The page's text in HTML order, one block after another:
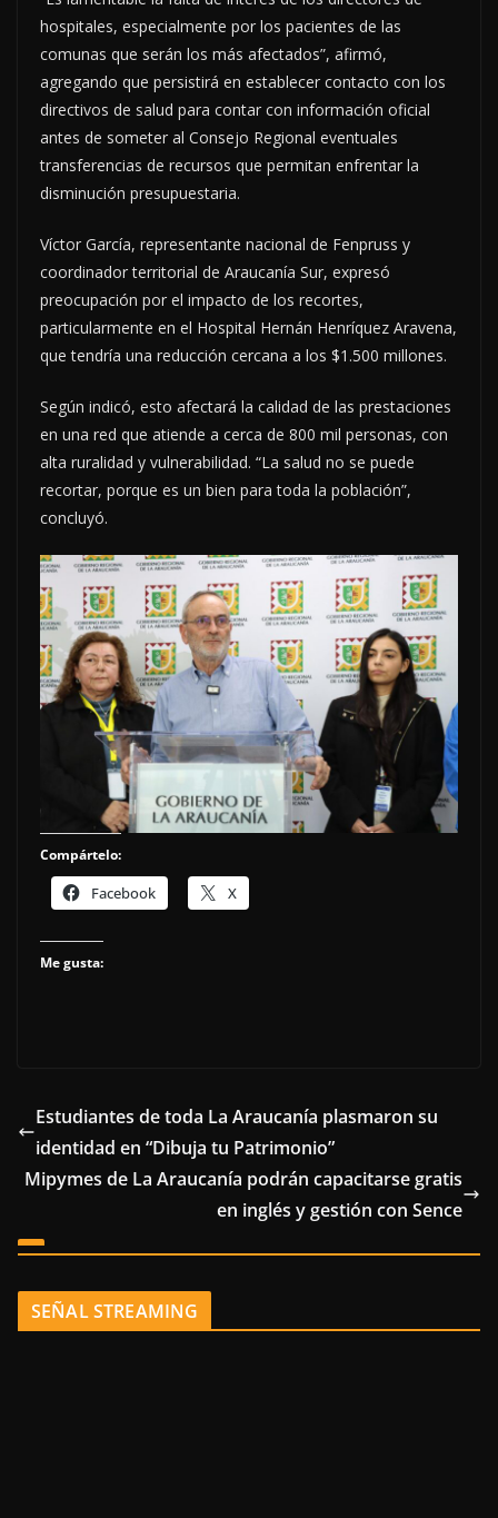
hospitales, especialmente por los pacientes de las
comunas que serán los más afectados”, afirmó,
agregando que persistirá en establecer contacto con los
directivos de salud para contar con información oficial
antes de someter al Consejo Regional eventuales
transferencias de recursos que permitan enfrentar la
disminución presupuestaria.
Víctor García, representante nacional de Fenpruss y
coordinador territorial de Araucanía Sur, expresó
preocupación por el impacto de los recortes,
particularmente en el Hospital Hernán Henríquez Aravena,
que tendría una reducción cercana a los $1.500 millones.
Según indicó, esto afectará la calidad de las prestaciones
en una red que atiende a cerca de 800 mil personas, con
alta ruralidad y vulnerabilidad. “La salud no se puede
recortar, porque es un bien para toda la población”,
concluyó.
Compártelo:
Facebook X
Me gusta:
Estudiantes de toda La Araucanía plasmaron su
identidad en “Dibuja tu Patrimonio”
Mipymes de La Araucanía podrán capacitarse gratis
en inglés y gestión con Sence
SEÑAL STREAMING